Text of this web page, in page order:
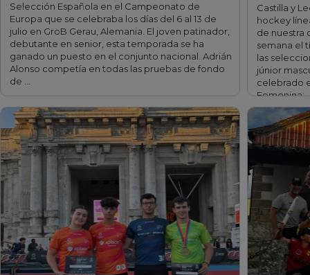
Selección Española en el Campeonato de
Europa que se celebraba los días del 6 al 13 de
julio en GroB Gerau, Alemania. El joven patinador,
debutante en senior, esta temporada se ha
ganado un puesto en el conjunto nacional. Adrián
Alonso competía en todas las pruebas de fondo
de …
Castilla y
hockey
de nuestra
semana el
las
júnior
celebrado
Femenina:
fff